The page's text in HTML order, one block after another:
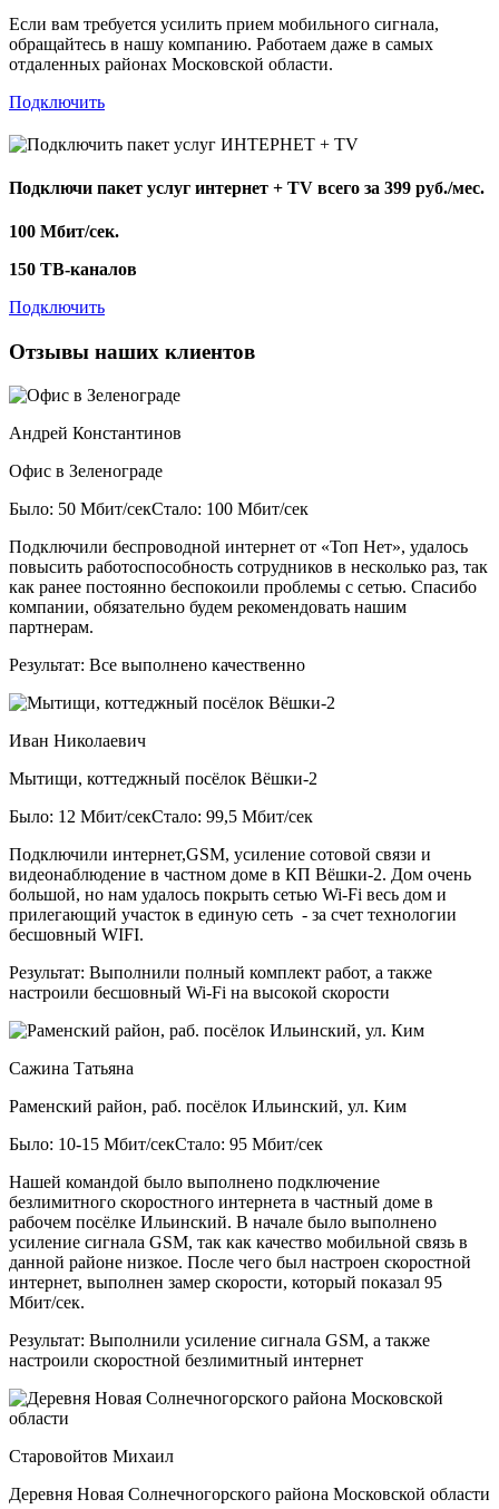
Если вам требуется усилить прием мобильного сигнала,
обращайтесь в нашу компанию. Работаем даже в самых
отдаленных районах Московской области.
Подключить
Подключи пакет услуг интернет + TV всего за 399 руб./мес.
100 Мбит/сек.
150 ТВ-каналов
Подключить
Отзывы наших клиентов
Андрей Константинов
Офис в Зеленограде
Было: 50 Мбит/секСтало: 100 Мбит/сек
Подключили беспроводной интернет от «Топ Нет», удалось
повысить работоспособность сотрудников в несколько раз, так
как ранее постоянно беспокоили проблемы с сетью. Спасибо
компании, обязательно будем рекомендовать нашим
партнерам.
Результат: Все выполнено качественно
Иван Николаевич
Мытищи, коттеджный посёлок Вёшки-2
Было: 12 Мбит/секСтало: 99,5 Мбит/сек
Подключили интернет,GSM, усиление сотовой связи и
видеонаблюдение в частном доме в КП Вёшки-2. Дом очень
большой, но нам удалось покрыть сетью Wi-Fi весь дом и
прилегающий участок в единую сеть - за счет технологии
бесшовный WIFI.
Результат: Выполнили полный комплект работ, а также
настроили бесшовный Wi-Fi на высокой скорости
Сажина Татьяна
Раменский район, раб. посёлок Ильинский, ул. Ким
Было: 10-15 Мбит/секСтало: 95 Мбит/сек
Нашей командой было выполнено подключение
безлимитного скоростного интернета в частный доме в
рабочем посёлке Ильинский. В начале было выполнено
усиление сигнала GSM, так как качество мобильной связь в
данной районе низкое. После чего был настроен скоростной
интернет, выполнен замер скорости, который показал 95
Мбит/сек.
Результат: Выполнили усиление сигнала GSM, а также
настроили скоростной безлимитный интернет
Старовойтов Михаил
Деревня Новая Солнечногорского района Московской области